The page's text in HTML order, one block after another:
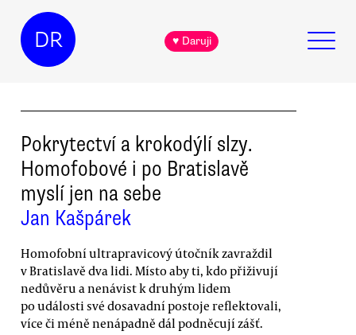
DR ♥ Daruji
Pokrytectví a krokodýlí slzy.
Homofobové i po Bratislavě
myslí jen na sebe
Jan Kašpárek
Homofobní ultrapravicový útočník zavraždil
v Bratislavě dva lidi. Místo aby ti, kdo přiživují
nedůvěru a nenávist k druhým lidem
po události své dosavadní postoje reflektovali,
více či méně nenápadně dál podněcují zášť.